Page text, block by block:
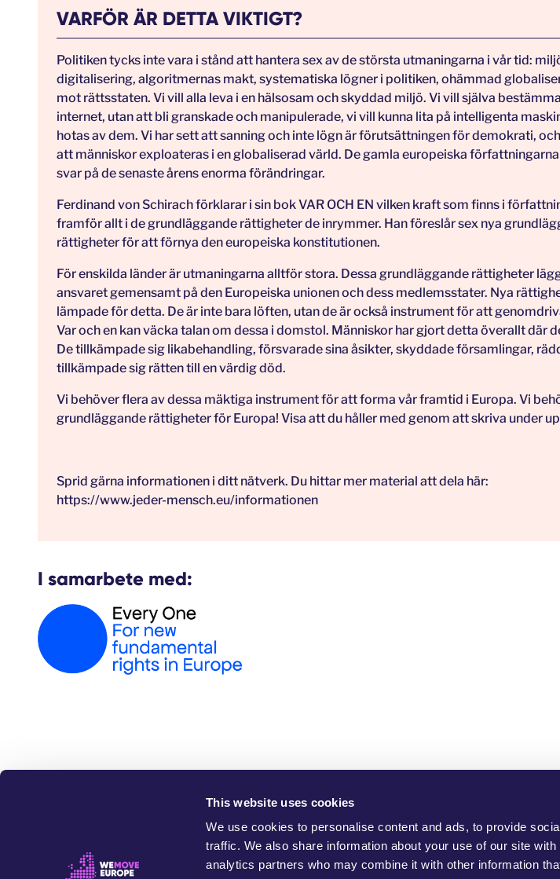
This website uses cookies
We use cookies to personalise content and ads, to provide
traffic. We also share information about your use of our site
analytics partners who may combine it with other information
VARFÖR ÄR DETTA VIKTIGT?
Politiken tycks inte vara i stånd att hantera sex av de största utmaningarna i vår tid:
digitalisering, algoritmernas makt, systematiska lögner i politiken, ohämmad
mot rättsstaten. Vi vill alla leva i en hälsosam och skyddad miljö. Vi vill själva
internet, utan att bli granskade och manipulerade, vi vill kunna lita på intelligenta
hotas av dem. Vi har sett att sanning och inte lögn är förutsättningen för demokrati,
att människor exploateras i en globaliserad värld. De gamla europeiska
svar på de senaste årens enorma förändringar.
Ferdinand von Schirach förklarar i sin bok VAR OCH EN vilken kraft som finns i
framför allt i de grundläggande rättigheter de inrymmer. Han föreslår sex nya
rättigheter för att förnya den europeiska konstitutionen.
För enskilda länder är utmaningarna alltför stora. Dessa grundläggande rättigheter
ansvaret gemensamt på den Europeiska unionen och dess medlemsstater. Nya
lämpade för detta. De är inte bara löften, utan de är också instrument för att
Var och en kan väcka talan om dessa i domstol. Människor har gjort detta överallt där
De tillkämpade sig likabehandling, försvarade sina åsikter, skyddade församlingar,
tillkämpade sig rätten till en värdig död.
Vi behöver flera av dessa mäktiga instrument för att forma vår framtid i Europa. Vi
grundläggande rättigheter för Europa! Visa att du håller med genom att skriva under
Sprid gärna informationen i ditt nätverk. Du hittar mer material att dela här:
https://www.jeder-mensch.eu/informationen
I samarbete med:
Who Are We?
This website exists to promote positive social change, to